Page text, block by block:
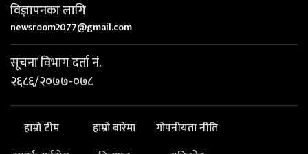
विज्ञापनका लागि
newsroom2077@gmail.com
सूचना विभाग दर्ता नं.
२६८६/२०७७-०७८
हाम्रो टीम हाम्रो बारेमा
गोपनीयता नीति